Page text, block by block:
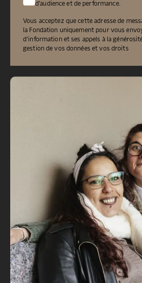
d'audience et de performance.
Vous acceptez que cette adresse de
la Fondation uniquement pour vous
d’information et ses appels à la
gestion de vos données et vos droits